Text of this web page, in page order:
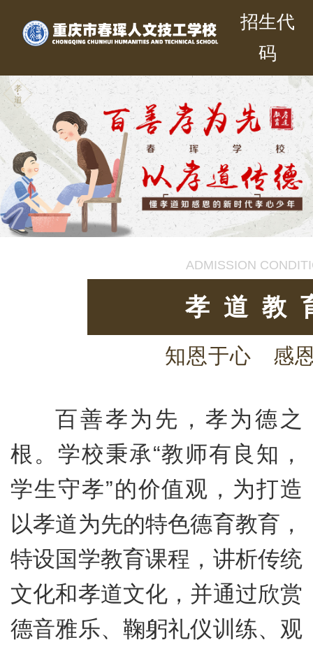
招生代
码
072
ADMISSION
孝道教
知恩于心 感
百善孝为先，孝为德之
根。学校秉承“教师有良知，
学生守孝”的价值观，为打造
以孝道为先的特色德育教育，
特设国学教育课程，讲析传统
文化和孝道文化，并通过欣赏
德音雅乐、鞠躬礼仪训练、观